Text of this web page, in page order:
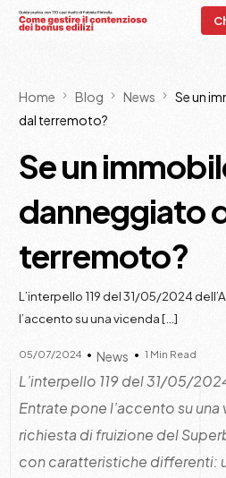
Home Blog News
Se un
dal terremoto?
Se un
danneggiato
terremoto?
L’interpello 119 del 31/05/2024
l’accento su una vicenda […]
05/07/2024 News 1 Min Read
L’interpello 119 del 31/05/
Entrate pone l’accento su
richiesta di fruizione del
con caratteristiche differenti: